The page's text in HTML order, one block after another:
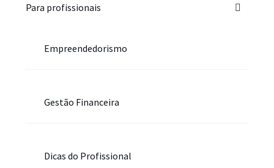
Para profissionais
Empreendedorismo
Gestão Financeira
Dicas do Profissional